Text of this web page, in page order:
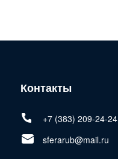
Контакты
sferarub@mail.ru
+7 (383) 209-24-24